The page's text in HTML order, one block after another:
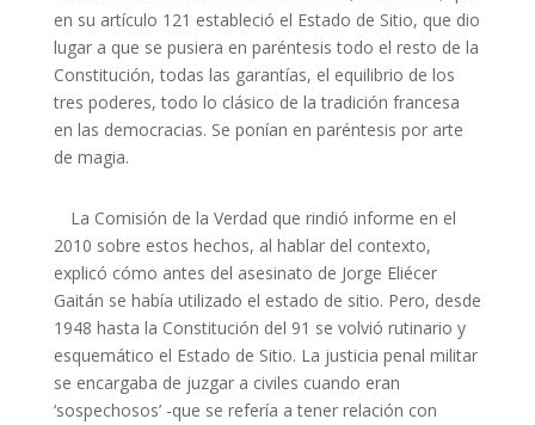
en su artículo 121 estableció el Estado de Sitio, que dio
lugar a que se pusiera en paréntesis todo el resto de la
Constitución, todas las garantías, el equilibrio de los
tres poderes, todo lo clásico de la tradición francesa
en las democracias. Se ponían en paréntesis por arte
de magia.
La Comisión de la Verdad que rindió informe en el
2010 sobre estos hechos, al hablar del contexto,
explicó cómo antes del asesinato de Jorge Eliécer
Gaitán se había utilizado el estado de sitio. Pero, desde
1948 hasta la Constitución del 91 se volvió rutinario y
esquemático el Estado de Sitio. La justicia penal militar
se encargaba de juzgar a civiles cuando eran
‘sospechosos’ -que se refería a tener relación con